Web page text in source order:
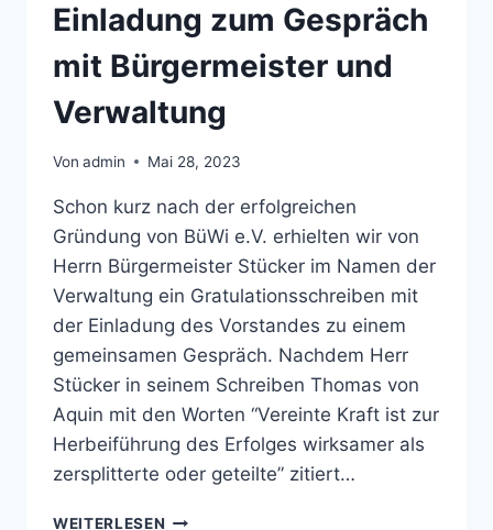
Einladung zum Gespräch
mit Bürgermeister und
Verwaltung
Von admin Mai 28, 2023
Schon kurz nach der erfolgreichen
Gründung von BüWi e.V. erhielten wir von
Herrn Bürgermeister Stücker im Namen der
Verwaltung ein Gratulationsschreiben mit
der Einladung des Vorstandes zu einem
gemeinsamen Gespräch. Nachdem Herr
Stücker in seinem Schreiben Thomas von
Aquin mit den Worten “Vereinte Kraft ist zur
Herbeiführung des Erfolges wirksamer als
zersplitterte oder geteilte” zitiert…
WEITERLESEN EINLADUNG